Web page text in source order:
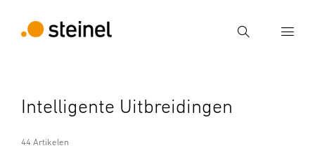
Zoek
Zoek
Intelligente Uitbreidingen
44 Artikelen